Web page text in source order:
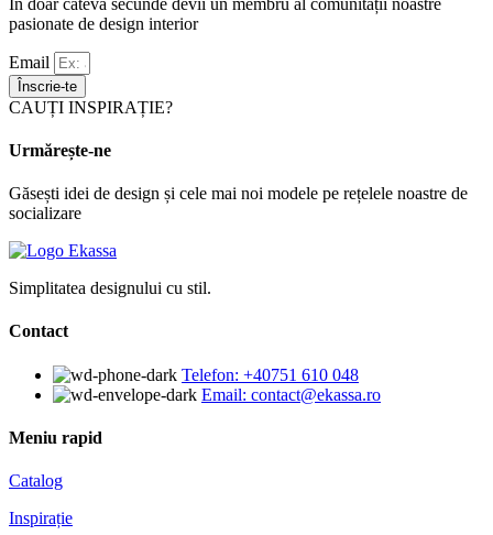
pasionate de design interior
Email
Înscrie-te
CAUȚI INSPIRAȚIE?
Urmărește-ne
Găsești idei de design și cele mai noi modele pe rețelele noastre de
socializare
Simplitatea designului cu stil.
Contact
Telefon: +40751 610 048
Email: contact@ekassa.ro
Meniu rapid
Catalog
Inspirație